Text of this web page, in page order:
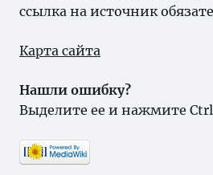
ссылка на источник
Карта сайта
Нашли ошибку?
Выделите ее и нажмите